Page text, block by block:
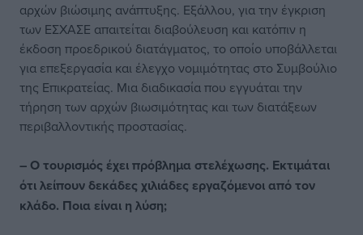
αρχών βιώσιμης ανάπτυξης. Εξάλλου, για την έγκριση
των ΕΣΧΑΣΕ απαιτείται διαβούλευση και κατόπιν η
έκδοση προεδρικού διατάγματος, το οποίο υποβάλλεται
για επεξεργασία και έλεγχο νομιμότητας στο Συμβούλιο
της Επικρατείας. Μια διαδικασία που εγγυάται την
τήρηση των αρχών βιωσιμότητας και των διατάξεων
περιβαλλοντικής προστασίας.
– Ο τουρισμός έχει πρόβλημα στελέχωσης. Εκτιμάται
ότι λείπουν δεκάδες χιλιάδες εργαζόμενοι από τον
κλάδο. Ποια είναι η λύση;